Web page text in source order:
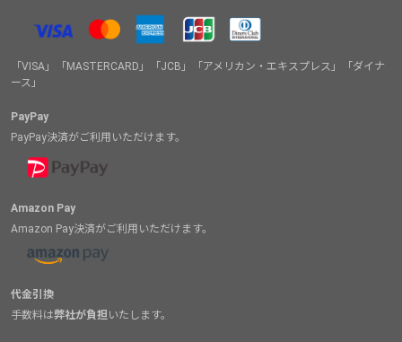
「VISA」「MASTERCARD」「JCB」「アメリカン・エキスプレス」「ダイナ
ース」
PayPay
PayPay決済がご利用いただけます。
Amazon Pay
Amazon Pay決済がご利用いただけます。
代金引換
手数料は弊社が負担いたします。